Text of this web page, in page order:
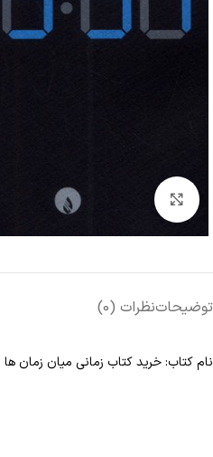
Click to enlarge
توضیحاتنظرات (0)
نام کتاب: خرید کتاب زمانی میان زمان